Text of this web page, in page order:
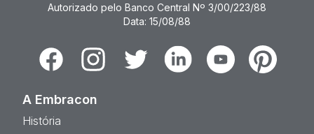
Autorizado pelo Banco Central Nº 3/00/223/88
Data: 15/08/88
FacebookInstagramTwitter LinkedinYoutubePinterest
A Embracon
História